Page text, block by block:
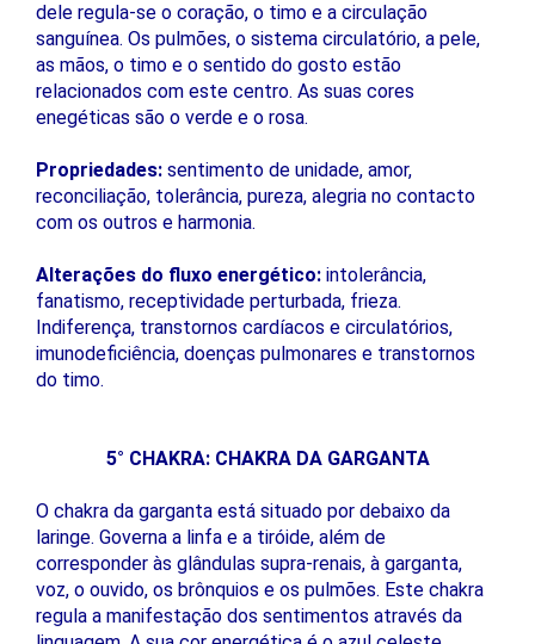
dele regula-se o coração, o timo e a circulação
sanguínea. Os pulmões, o sistema circulatório, a pele,
as mãos, o timo e o sentido do gosto estão
relacionados com este centro. As suas cores
enegéticas são o verde e o rosa.
Propriedades: sentimento de unidade, amor,
reconciliação, tolerância, pureza, alegria no contacto
com os outros e harmonia.
Alterações do fluxo energético: intolerância,
fanatismo, receptividade perturbada, frieza.
Indiferença, transtornos cardíacos e circulatórios,
imunodeficiência, doenças pulmonares e transtornos
do timo.
5° CHAKRA: CHAKRA DA GARGANTA
O chakra da garganta está situado por debaixo da
laringe. Governa a linfa e a tiróide, além de
corresponder às glândulas supra-renais, à garganta,
voz, o ouvido, os brônquios e os pulmões. Este chakra
regula a manifestação dos sentimentos através da